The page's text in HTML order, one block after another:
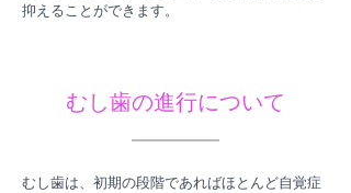
抑えることができます。
むし歯の進行について
むし歯は、初期の段階であればほとんど自覚症